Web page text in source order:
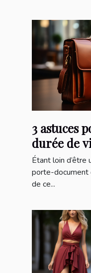
3 astuces
durée de
document
Étant loin d’être
porte-document
de ce...